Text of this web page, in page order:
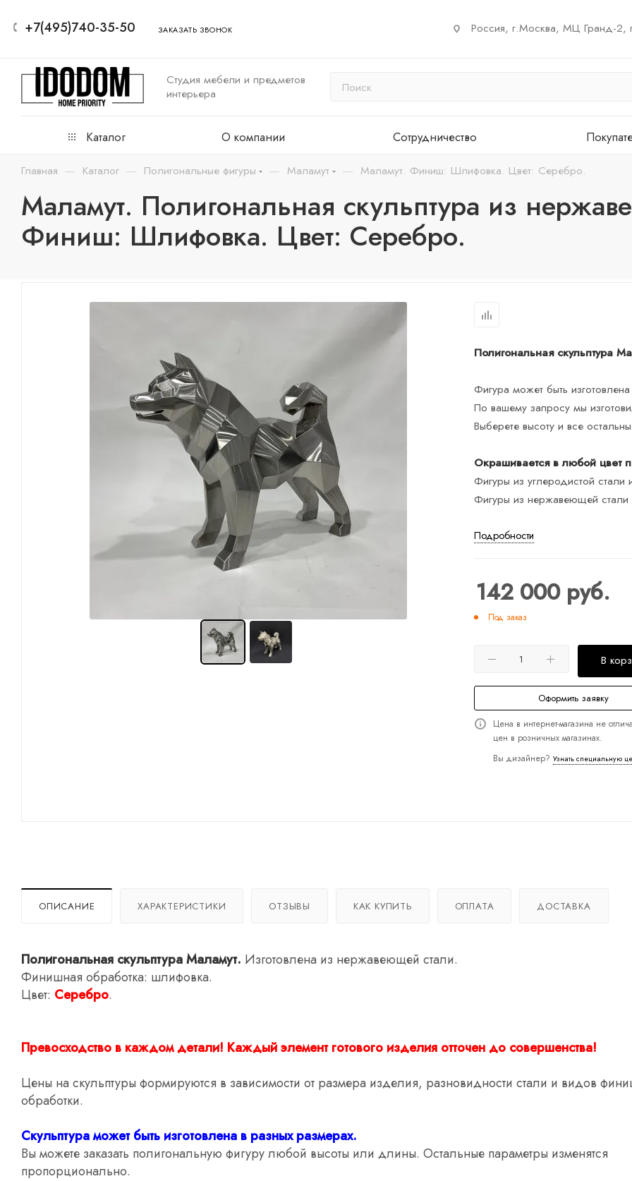
+7(495)740-35-50 ЗАКАЗАТЬ ЗВОНОК Россия, г.Москва, МЦ Гранд-2,
Студия мебели и предметов
интерьера
Каталог О компании Сотрудничество
Главная — Каталог — Полигональные фигуры — Маламут — Маламут. Финиш: Шлифовка. Цвет: Серебро.
Маламут. Полигональная скульптура из
Финиш: Шлифовка. Цвет: Серебро.
Полигональная скульптура
Фигура может быть
По вашему запросу мы
Выберете высоту и все
Окрашивается в любой цвет
Фигуры из углеродистой стали
Фигуры из нержавеющей стали
Подробности
142 000руб.
Под заказ
В
Оформить заявку
Цена в интернет-магазина не
цен в розничных магазинах.
Вы дизайнер? Узнать специальную
ОПИСАНИЕ ХАРАКТЕРИСТИКИ ОТЗЫВЫ КАК КУПИТЬ ОПЛАТА ДОСТАВКА
Полигональная скульптура Маламут. Изготовлена из нержавеющей стали.
Финишная обработка: шлифовка.
Цвет: Серебро.
Превосходство в каждом детали! Каждый элемент готового изделия отточен до совершенства!
Цены на скульптуры формируются в зависимости от размера изделия, разновидности стали и видов
обработки.
Скульптура может быть изготовлена в разных размерах.
Вы можете заказать полигональную фигуру любой высоты или длины. Остальные параметры изменятся
пропорционально.